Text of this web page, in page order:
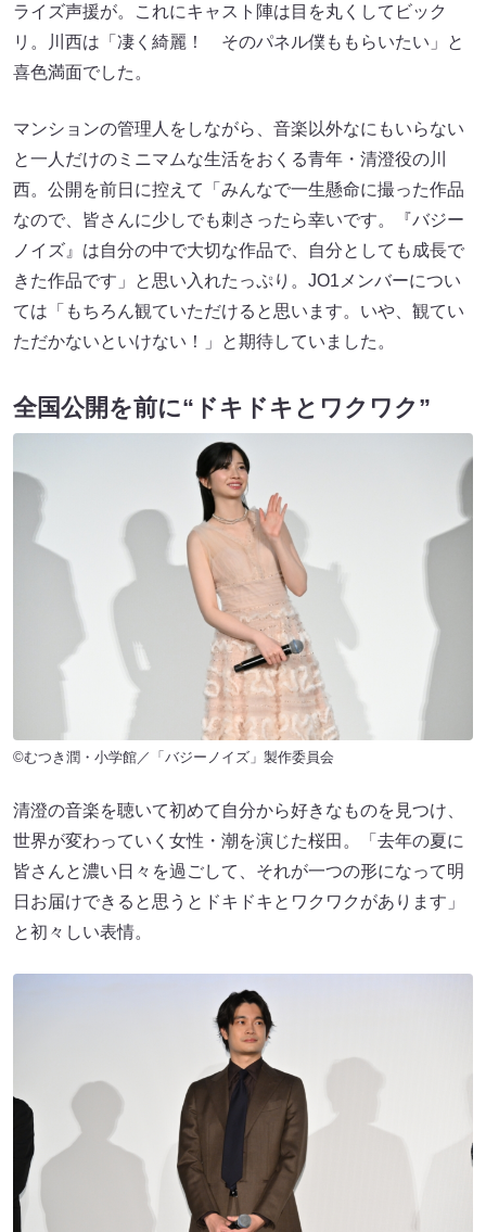
ライズ声援が。これにキャスト陣は目を丸くしてビック
リ。川西は「凄く綺麗！ そのパネル僕ももらいたい」と
喜色満面でした。
マンションの管理人をしながら、音楽以外なにもいらない
と一人だけのミニマムな生活をおくる青年・清澄役の川
西。公開を前日に控えて「みんなで一生懸命に撮った作品
なので、皆さんに少しでも刺さったら幸いです。『バジー
ノイズ』は自分の中で大切な作品で、自分としても成長で
きた作品です」と思い入れたっぷり。JO1メンバーについ
ては「もちろん観ていただけると思います。いや、観てい
ただかないといけない！」と期待していました。
全国公開を前に“ドキドキとワクワク”
©むつき潤・小学館／「バジーノイズ」製作委員会
清澄の音楽を聴いて初めて自分から好きなものを見つけ、
世界が変わっていく女性・潮を演じた桜田。「去年の夏に
皆さんと濃い日々を過ごして、それが一つの形になって明
日お届けできると思うとドキドキとワクワクがあります」
と初々しい表情。